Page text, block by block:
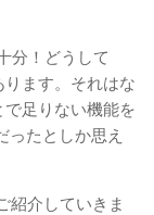
分！どうして
ります。それはな
足りない機能を
ったとしか思え
紹介していきま